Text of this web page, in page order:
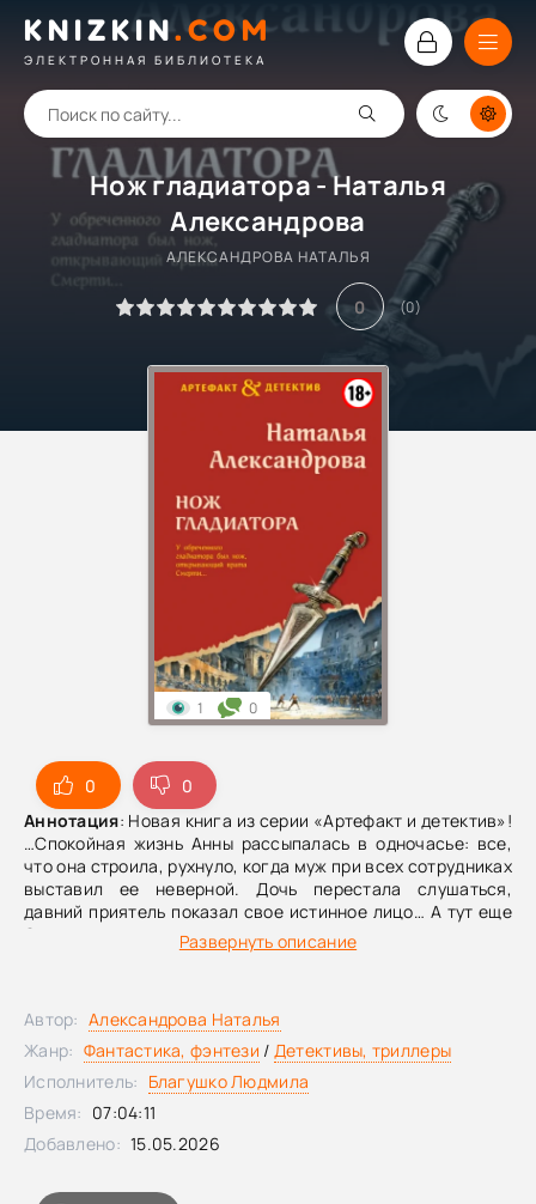
KNIZKIN.COM
ЭЛЕКТРОННАЯ БИБЛИОТЕКА
Нож гладиатора - Наталья
Александрова
АЛЕКСАНДРОВА НАТАЛЬЯ
0 (0)
0
0
Аннотация: Новая книга из серии «Артефакт и детектив»!
…Спокойная жизнь Анны рассыпалась в одночасье: все,
что она строила, рухнуло, когда муж при всех сотрудниках
выставил ее неверной. Дочь перестала слушаться,
давний приятель показал свое истинное лицо… А тут еще
Ольга из отдела кадров недвусмысленно намекнула на
темные тайны в прошлом Андрея. И вскоре Ольгу нашли
документы и немного денег, чтобы выиграть время и
отыскать настоящего убийцу. Анна уверена: она никого не
убивала. Но почему тогда в ее сумочке оказался
окровавленный старинный кинжал?..
Развернуть описание
1 0
Автор: Александрова Наталья
Жанр: Фантастика, фэнтези / Детективы, триллеры
Исполнитель: Благушко Людмила
Время: 07:04:11
Добавлено: 15.05.2026